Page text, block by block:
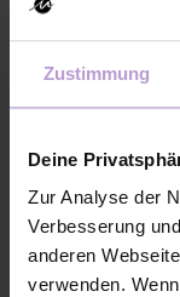
Zustimmung
Deine
Zur Analyse der
Verbesserung
anderen
verwenden.
Allbright Studie,
Frankreich und
Pandemie
Die übrigens
Wie
in
Quoten allein,